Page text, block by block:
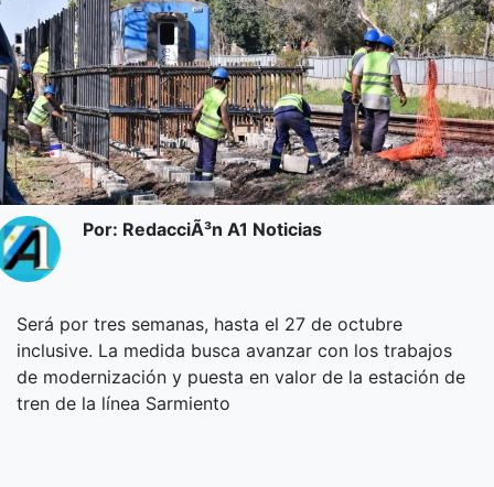
Por: RedacciÃ³n A1 Noticias
Será por tres semanas, hasta el 27 de octubre
inclusive. La medida busca avanzar con los trabajos
de modernización y puesta en valor de la estación de
tren de la línea Sarmiento